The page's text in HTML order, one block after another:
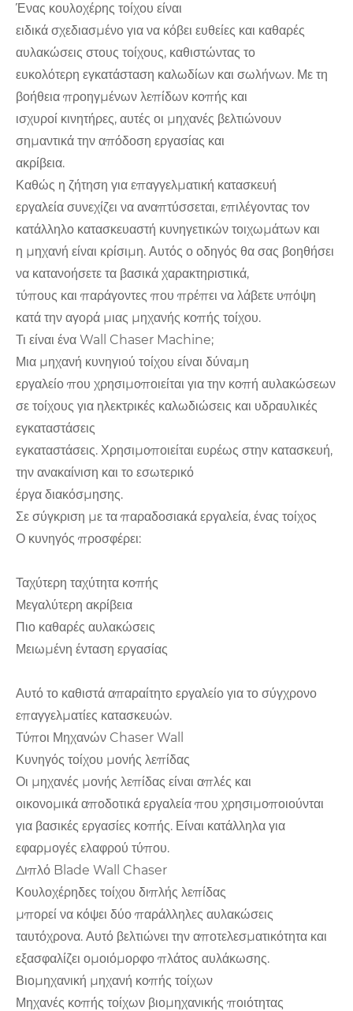
Ένας κουλοχέρης τοίχου είναι
ειδικά σχεδιασμένο για να κόβει ευθείες και καθαρές
αυλακώσεις στους τοίχους, καθιστώντας το
ευκολότερη εγκατάσταση καλωδίων και σωλήνων. Με τη
βοήθεια προηγμένων λεπίδων κοπής και
ισχυροί κινητήρες, αυτές οι μηχανές βελτιώνουν
σημαντικά την απόδοση εργασίας και
ακρίβεια.
Καθώς η ζήτηση για επαγγελματική κατασκευή
εργαλεία συνεχίζει να αναπτύσσεται, επιλέγοντας τον
κατάλληλο κατασκευαστή κυνηγετικών τοιχωμάτων και
η μηχανή είναι κρίσιμη. Αυτός ο οδηγός θα σας βοηθήσει
να κατανοήσετε τα βασικά χαρακτηριστικά,
τύπους και παράγοντες που πρέπει να λάβετε υπόψη
κατά την αγορά μιας μηχανής κοπής τοίχου.
Τι είναι ένα Wall Chaser Machine;
Μια μηχανή κυνηγιού τοίχου είναι δύναμη
εργαλείο που χρησιμοποιείται για την κοπή αυλακώσεων
σε τοίχους για ηλεκτρικές καλωδιώσεις και υδραυλικές
εγκαταστάσεις
εγκαταστάσεις. Χρησιμοποιείται ευρέως στην κατασκευή,
την ανακαίνιση και το εσωτερικό
έργα διακόσμησης.
Σε σύγκριση με τα παραδοσιακά εργαλεία, ένας τοίχος
Ο κυνηγός προσφέρει:
Ταχύτερη ταχύτητα κοπής
Μεγαλύτερη ακρίβεια
Πιο καθαρές αυλακώσεις
Μειωμένη ένταση εργασίας
Αυτό το καθιστά απαραίτητο εργαλείο για το σύγχρονο
επαγγελματίες κατασκευών.
Τύποι Μηχανών Chaser Wall
Κυνηγός τοίχου μονής λεπίδας
Οι μηχανές μονής λεπίδας είναι απλές και
οικονομικά αποδοτικά εργαλεία που χρησιμοποιούνται
για βασικές εργασίες κοπής. Είναι κατάλληλα για
εφαρμογές ελαφρού τύπου.
Διπλό Blade Wall Chaser
Κουλοχέρηδες τοίχου διπλής λεπίδας
μπορεί να κόψει δύο παράλληλες αυλακώσεις
ταυτόχρονα. Αυτό βελτιώνει την αποτελεσματικότητα και
εξασφαλίζει ομοιόμορφο πλάτος αυλάκωσης.
Βιομηχανική μηχανή κοπής τοίχων
Μηχανές κοπής τοίχων βιομηχανικής ποιότητας